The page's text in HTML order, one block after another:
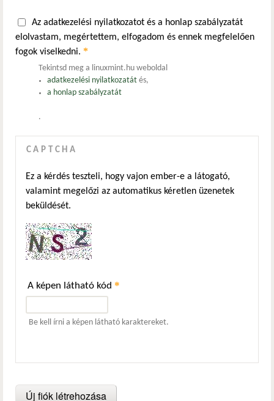
Az adatkezelési nyilatkozatot és a honlap szabályzatát
elolvastam, megértettem, elfogadom és ennek megfelelően
fogok viselkedni. *
Tekintsd meg a linuxmint.hu weboldal
adatkezelési nyilatkozatátés,
a honlap szabályzatát
.
CAPTCHA
Ez a kérdés teszteli, hogy vajon ember-e a látogató,
valamint megelőzi az automatikus kéretlen üzenetek
beküldését.
A képen látható kód *
Be kell írni a képen látható karaktereket.